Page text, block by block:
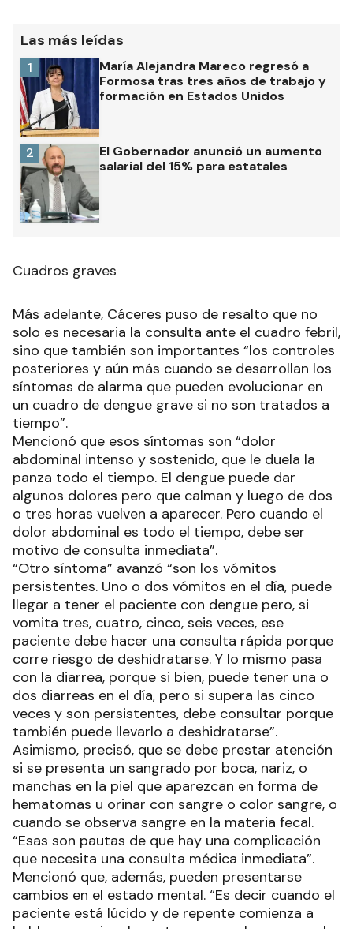
Las más leídas
María Alejandra Mareco regresó a
Formosa tras tres años de trabajo y
formación en Estados Unidos
1
El Gobernador anunció un aumento
salarial del 15% para estatales
2
Cuadros graves
Más adelante, Cáceres puso de resalto que no
solo es necesaria la consulta ante el cuadro febril,
sino que también son importantes “los controles
posteriores y aún más cuando se desarrollan los
síntomas de alarma que pueden evolucionar en
un cuadro de dengue grave si no son tratados a
tiempo”.
Mencionó que esos síntomas son “dolor
abdominal intenso y sostenido, que le duela la
panza todo el tiempo. El dengue puede dar
algunos dolores pero que calman y luego de dos
o tres horas vuelven a aparecer. Pero cuando el
dolor abdominal es todo el tiempo, debe ser
motivo de consulta inmediata”.
“Otro síntoma” avanzó “son los vómitos
persistentes. Uno o dos vómitos en el día, puede
llegar a tener el paciente con dengue pero, si
vomita tres, cuatro, cinco, seis veces, ese
paciente debe hacer una consulta rápida porque
corre riesgo de deshidratarse. Y lo mismo pasa
con la diarrea, porque si bien, puede tener una o
dos diarreas en el día, pero si supera las cinco
veces y son persistentes, debe consultar porque
también puede llevarlo a deshidratarse”.
Asimismo, precisó, que se debe prestar atención
si se presenta un sangrado por boca, nariz, o
manchas en la piel que aparezcan en forma de
hematomas u orinar con sangre o color sangre, o
cuando se observa sangre en la materia fecal.
“Esas son pautas de que hay una complicación
que necesita una consulta médica inmediata”.
Mencionó que, además, pueden presentarse
cambios en el estado mental. “Es decir cuando el
paciente está lúcido y de repente comienza a